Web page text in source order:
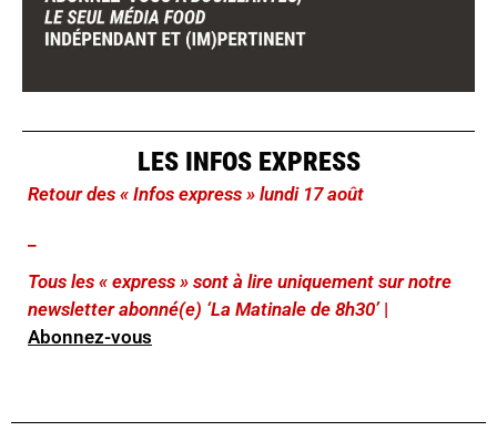
LES INFOS EXPRESS
Retour des « Infos express » lundi 17 août
Tous les « express » sont à lire uniquement sur notre
newsletter abonné(e) ‘La Matinale de 8h30’ |
Abonnez-vous